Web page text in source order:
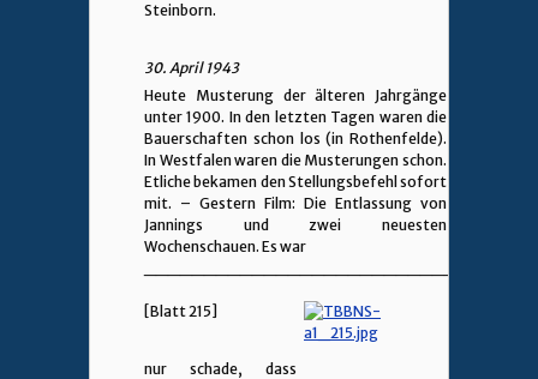
Steinborn.
30. April 1943
Heute Musterung der älteren Jahrgänge
unter 1900. In den letzten Tagen waren die
Bauerschaften schon los (in Rothenfelde).
In Westfalen waren die Musterungen schon.
Etliche bekamen den Stellungsbefehl sofort
mit. – Gestern Film: Die Entlassung von
Jannings und zwei neuesten
Wochenschauen. Es war
[Blatt 215]
nur schade, dass